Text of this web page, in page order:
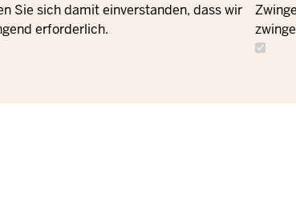
Sie sich damit einverstanden, dass wir
erforderlich.
Instagram